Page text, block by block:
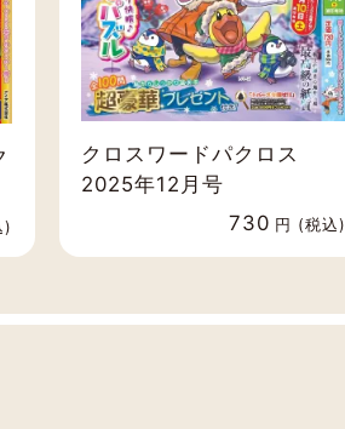
)
クロスワードパクロス
2025年12月号
730 円 (税込)